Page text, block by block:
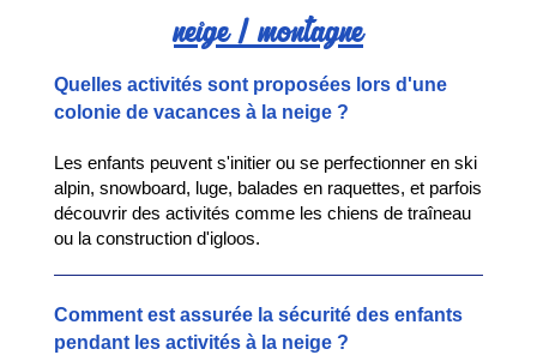
neige / montagne
Quelles activités sont proposées lors d'une
colonie de vacances à la neige ?
Les enfants peuvent s'initier ou se perfectionner en ski
alpin, snowboard, luge, balades en raquettes, et parfois
découvrir des activités comme les chiens de traîneau
ou la construction d'igloos.
Comment est assurée la sécurité des enfants
pendant les activités à la neige ?